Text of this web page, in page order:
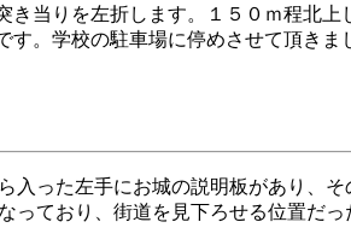
き当りを左折します。１５０ｍ程北
す。学校の駐車場に停めさせて頂きま
入った左手にお城の説明板があり、
っており、街道を見下ろせる位置だ